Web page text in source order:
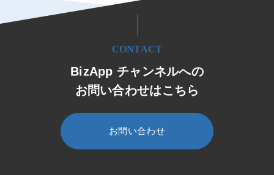
CONTACT
BizApp チャンネルへの
お問い合わせはこちら
お問い合わせ